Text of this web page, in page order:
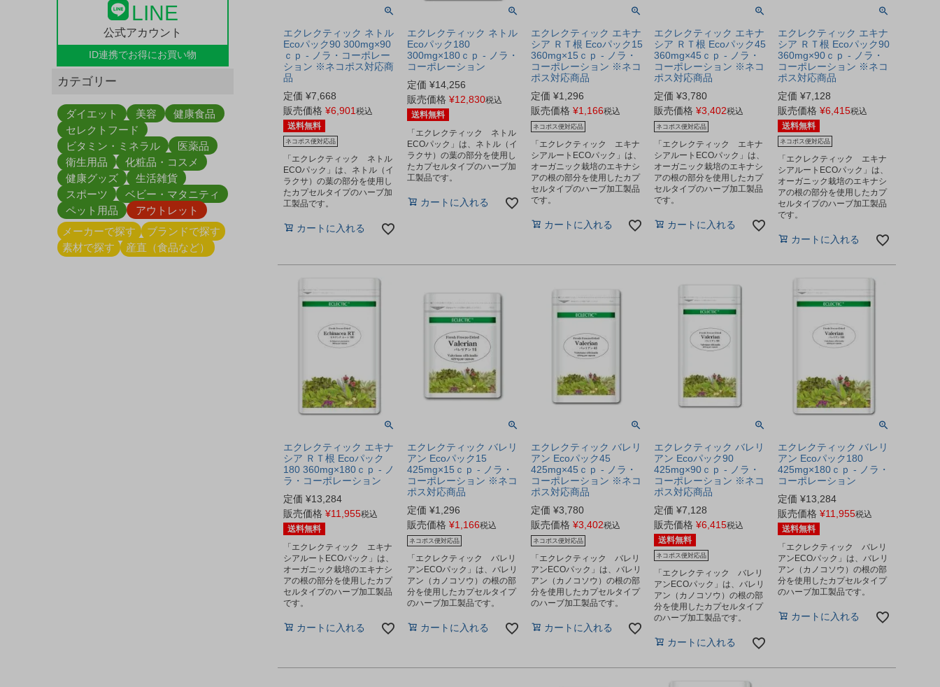
LINE
公式アカウント
ID連携でお得にお買い物
カテゴリー
ダイエット 美容
健康食品
セレクトフード
ビタミン・ミネラル
医薬品
衛生用品
化粧品・コスメ
健康グッズ
生活雑貨
スポーツ
ベビー・マタニティ
ペット用品
アウトレット
メーカーで探す
ブランドで探す
素材で探す
産直（食品など）
エクレクティック ネトル
Ecoパック90 300mg×90
ｃｐ - ノラ・コーポレー
ション ※ネコポス対応商
品
定価 ¥7,668
販売価格 ¥6,901 税込
送料無料
ネコポス便対応品
「エクレクティック ネトル
ECOパック」は、ネトル（イ
ラクサ）の葉の部分を使用し
たカプセルタイプのハーブ加
工製品です。
カートに入れる
エクレクティック ネトル
Ecoパック180
300mg×180ｃｐ - ノラ・
コーポレーション
定価 ¥14,256
販売価格 ¥12,830税込
送料無料
「エクレクティック ネトル
ECOパック」は、ネトル（イ
ラクサ）の葉の部分を使用し
たカプセルタイプのハーブ加
工製品です。
カートに入れる
エクレクティック エキナ
シア ＲＴ根 Ecoパック15
360mg×15ｃｐ - ノラ・
コーポレーション ※ネコ
ポス対応商品
定価 ¥1,296
販売価格 ¥1,166税込
ネコポス便対応品
「エクレクティック エキナ
シアルートECOパック」は、
オーガニック栽培のエキナシ
アの根の部分を使用したカプ
セルタイプのハーブ加工製品
です。
カートに入れる
エクレクティック エキナ
シア ＲＴ根 Ecoパック45
360mg×45ｃｐ - ノラ・
コーポレーション ※ネコ
ポス対応商品
定価 ¥3,780
販売価格 ¥3,402税込
ネコポス便対応品
「エクレクティック エキナ
シアルートECOパック」は、
オーガニック栽培のエキナシ
アの根の部分を使用したカプ
セルタイプのハーブ加工製品
です。
カートに入れる
エクレクティック エキナ
シア ＲＴ根 Ecoパック90
360mg×90ｃｐ - ノラ・
コーポレーション ※ネコ
ポス対応商品
定価 ¥7,128
販売価格 ¥6,415税込
送料無料
ネコポス便対応品
「エクレクティック エキナ
シアルートECOパック」は、
オーガニック栽培のエキナシ
アの根の部分を使用したカプ
セルタイプのハーブ加工製品
です。
カートに入れる
エクレクティック エキナ
シア ＲＴ根 Ecoパック
180 360mg×180ｃｐ - ノ
ラ・コーポレーション
定価 ¥13,284
販売価格 ¥11,955税込
送料無料
「エクレクティック エキナ
シアルートECOパック」は、
オーガニック栽培のエキナシ
アの根の部分を使用したカプ
セルタイプのハーブ加工製品
です。
カートに入れる
エクレクティック バレリ
アン Ecoパック15
425mg×15ｃｐ - ノラ・
コーポレーション ※ネコ
ポス対応商品
定価 ¥1,296
販売価格 ¥1,166税込
ネコポス便対応品
「エクレクティック バレリ
アンECOパック」は、バレリ
アン（カノコソウ）の根の部
分を使用したカプセルタイプ
のハーブ加工製品です。
カートに入れる
エクレクティック バレリ
アン Ecoパック45
425mg×45ｃｐ - ノラ・
コーポレーション ※ネコ
ポス対応商品
定価 ¥3,780
販売価格 ¥3,402税込
ネコポス便対応品
「エクレクティック バレリ
アンECOパック」は、バレリ
アン（カノコソウ）の根の部
分を使用したカプセルタイプ
のハーブ加工製品です。
カートに入れる
エクレクティック バレリ
アン Ecoパック90
425mg×90ｃｐ - ノラ・
コーポレーション ※ネコ
ポス対応商品
定価 ¥7,128
販売価格 ¥6,415税込
送料無料
ネコポス便対応品
「エクレクティック バレリ
アンECOパック」は、バレリ
アン（カノコソウ）の根の部
分を使用したカプセルタイプ
のハーブ加工製品です。
カートに入れる
エクレクティック バレリ
アン Ecoパック180
425mg×180ｃｐ - ノラ・
コーポレーション
定価 ¥13,284
販売価格 ¥11,955税込
送料無料
「エクレクティック バレリ
アンECOパック」は、バレリ
アン（カノコソウ）の根の部
分を使用したカプセルタイプ
のハーブ加工製品です。
カートに入れる